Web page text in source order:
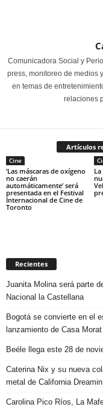
Comunicadora Social y
press, monitoreo de medios
en temas de
relaciones
Artículos
Cine
‘Las máscaras de oxígeno
no caerán
automáticamente’ será
presentada en el Festival
Internacional de Cine de
Toronto
Recientes
Juanita Molina será parte
Nacional la Castellana
Bogotá se convierte en el
lanzamiento de Casa Morat
Beéle llega este 28 de
Caterina Nix y su nueva
metal de California Dreamin
Carolina Pico Ríos, La